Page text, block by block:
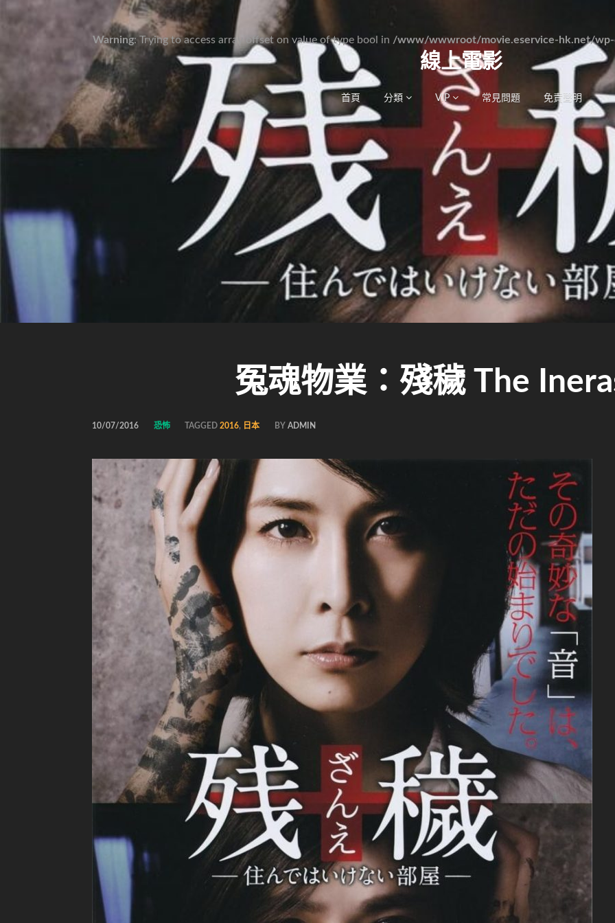
Warning: Trying to access array offset on value of type bool in /www/wwwroot/movie.eservice-hk.net/
線上電影
首頁 分類 VIP 常見問題 免責聲明
冤魂物業：殘穢 The
10/07/2016 恐怖 TAGGED2016, 日本 BY ADMIN